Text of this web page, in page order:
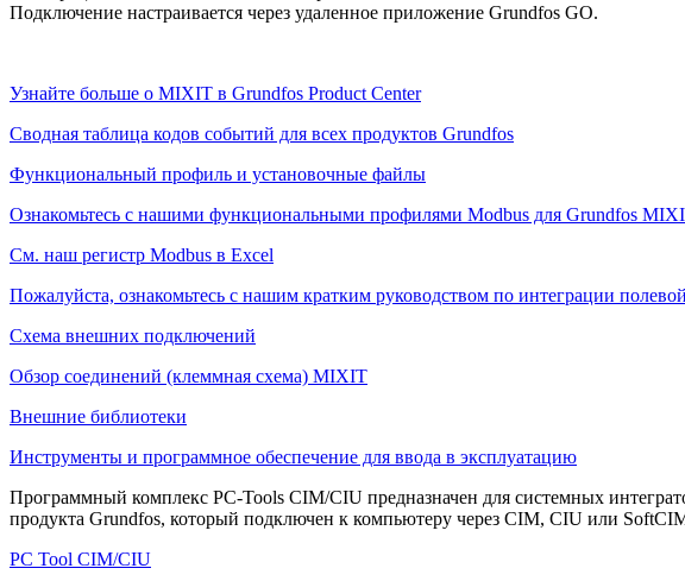
Подключение настраивается через удаленное приложение Grundfos GO.
Узнайте больше о MIXIT в Grundfos Product Center
Сводная таблица кодов событий для всех продуктов Grundfos
Функциональный профиль и установочные файлы
Ознакомьтесь с нашими функциональными профилями Modbus для Grundfos
См. наш регистр Modbus в Excel
Пожалуйста, ознакомьтесь с нашим кратким руководством по интеграции
Схема внешних подключений
Обзор соединений (клеммная схема) MIXIT
Внешние библиотеки
Инструменты и программное обеспечение для ввода в эксплуатацию
Программный комплекс PC-Tools CIM/CIU предназначен для системных
продукта Grundfos, который подключен к компьютеру через CIM, CIU или
PC Tool CIM/CIU